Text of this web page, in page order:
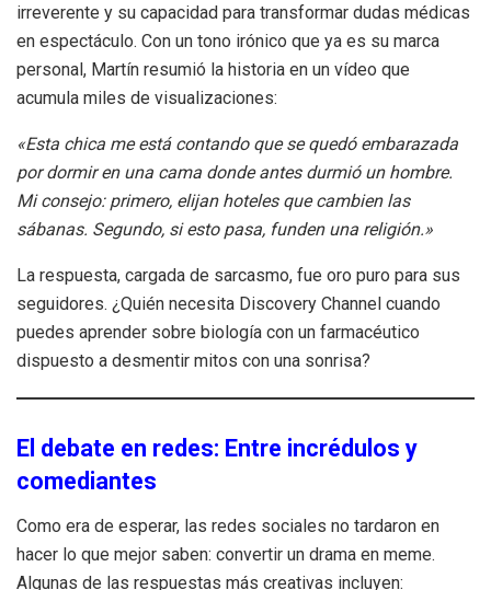
irreverente y su capacidad para transformar dudas médicas
en espectáculo. Con un tono irónico que ya es su marca
personal, Martín resumió la historia en un vídeo que
acumula miles de visualizaciones:
«Esta chica me está contando que se quedó embarazada
por dormir en una cama donde antes durmió un hombre.
Mi consejo: primero, elijan hoteles que cambien las
sábanas. Segundo, si esto pasa, funden una religión.»
La respuesta, cargada de sarcasmo, fue oro puro para sus
seguidores. ¿Quién necesita Discovery Channel cuando
puedes aprender sobre biología con un farmacéutico
dispuesto a desmentir mitos con una sonrisa?
El debate en redes: Entre incrédulos y
comediantes
Como era de esperar, las redes sociales no tardaron en
hacer lo que mejor saben: convertir un drama en meme.
Algunas de las respuestas más creativas incluyen: